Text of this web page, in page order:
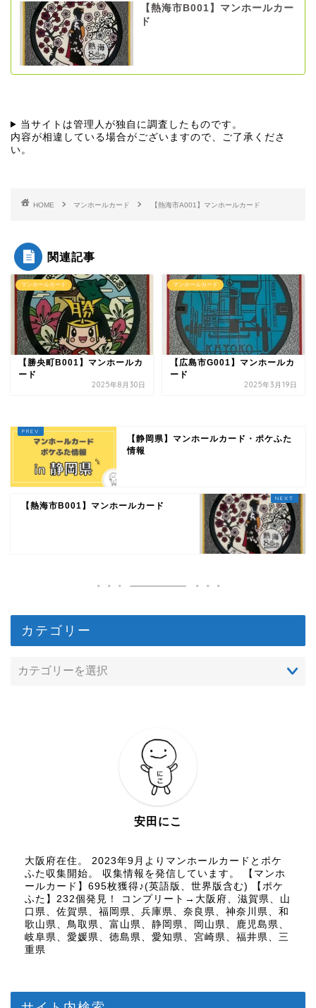
【熱海市B001】マンホールカー
ド
当サイトは管理人が独自に調査したものです。
内容が相違している場合がございますので、ご了承くださ
い。
HOME マンホールカード 【熱海市A001】マンホールカード
関連記事
マンホールカード
【勝央町B001】マンホールカ
ード
2025年8月30日
マンホールカード
【広島市G001】マンホールカ
ード
2025年3月19日
【静岡県】マンホールカード・ポケふた
情報
【熱海市B001】マンホールカード
カテゴリー
安田にこ
大阪府在住。 2023年9月よりマンホールカードとポケ
ふた収集開始。 収集情報を発信しています。 【マンホ
ールカード】695枚獲得♪(英語版、世界版含む) 【ポケ
ふた】232個発見！ コンプリート→大阪府、滋賀県、山
口県、佐賀県、福岡県、兵庫県、奈良県、神奈川県、和
歌山県、鳥取県、富山県、静岡県、岡山県、鹿児島県、
岐阜県、愛媛県、徳島県、愛知県、宮崎県、福井県、三
重県